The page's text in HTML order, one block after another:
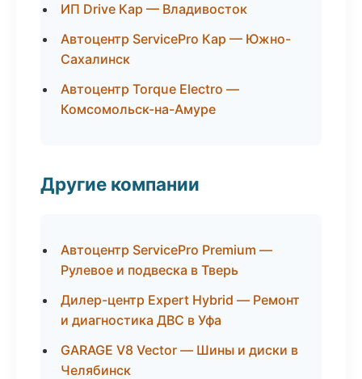
ИП Drive Кар — Владивосток
Автоцентр ServicePro Кар — Южно-
Сахалинск
Автоцентр Torque Electro —
Комсомольск-на-Амуре
Другие компании
Автоцентр ServicePro Premium —
Рулевое и подвеска в Тверь
Дилер-центр Expert Hybrid — Ремонт
и диагностика ДВС в Уфа
GARAGE V8 Vector — Шины и диски в
Челябинск